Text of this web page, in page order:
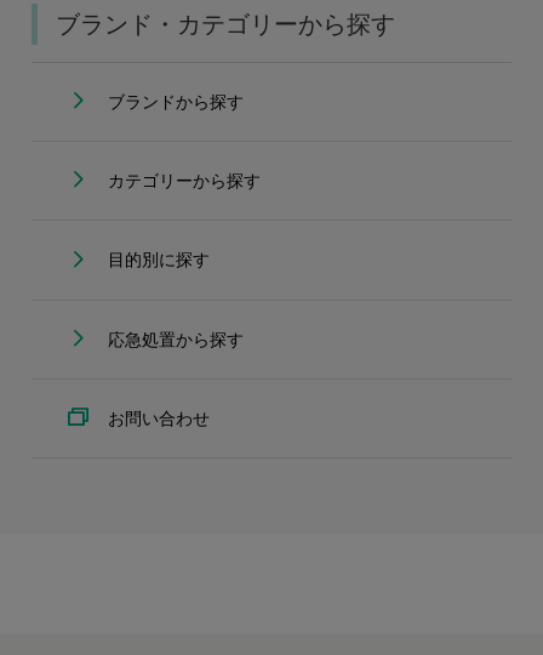
ブランド・カテゴリーから探す
ブランドから探す
カテゴリーから探す
目的別に探す
応急処置から探す
お問い合わせ